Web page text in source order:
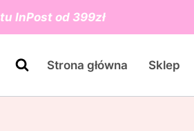
InPost od 399zł
Strona główna Sklep